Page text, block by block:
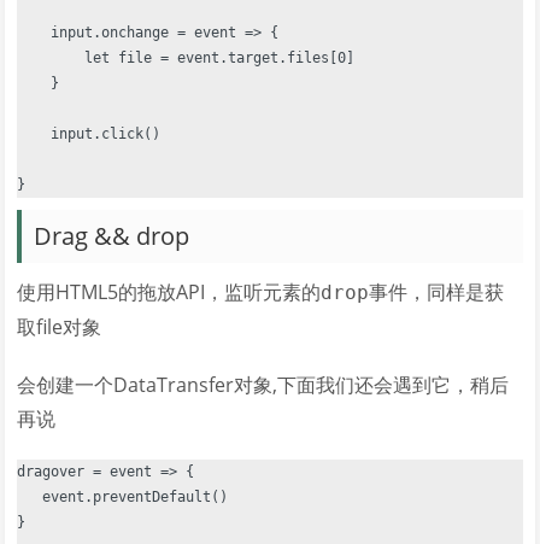
    input.onchange = event => {
        let file = event.target.files[0]
    }
    input.click()
Drag && drop
使用HTML5的拖放API，监听元素的drop事件，同样是获
取file对象
会创建一个DataTransfer对象,下面我们还会遇到它，稍后
再说
dragover = event => {
   event.preventDefault()
}